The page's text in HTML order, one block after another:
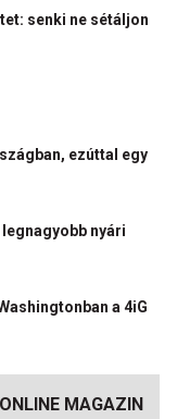
senki ne sétáljon
ezúttal egy
nyári
a 4iG
ONLINE MAGAZIN